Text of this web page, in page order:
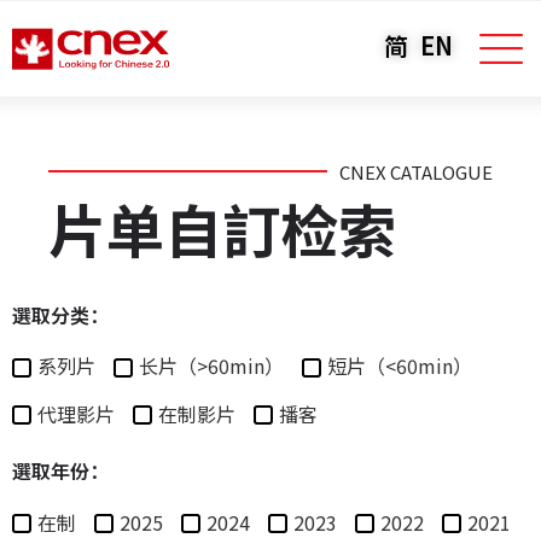
简 EN
CNEX CATALOGUE
片单自訂检索
選取分类：
系列片
长片（>60min）
短片（<60min）
代理影片
在制影片
播客
選取年份：
在制
2025 2024 2023 2022
2021